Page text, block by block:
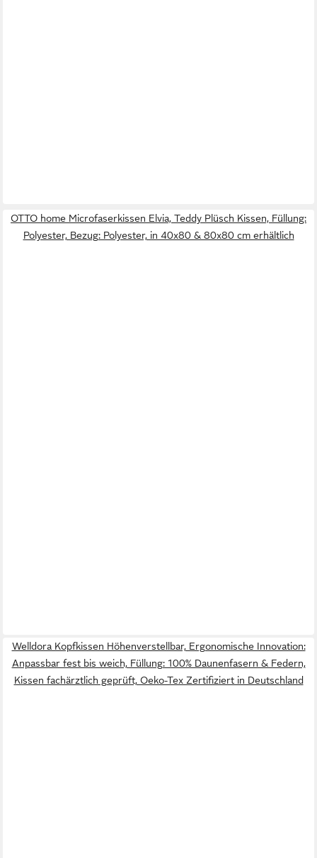
OTTO home Microfaserkissen Elvia, Teddy Plüsch Kissen, Füllung:
Polyester, Bezug: Polyester, in 40x80 & 80x80 cm erhältlich
Welldora Kopfkissen Höhenverstellbar, Ergonomische Innovation:
Anpassbar fest bis weich, Füllung: 100% Daunenfasern & Federn,
Kissen fachärztlich geprüft, Oeko-Tex Zertifiziert in Deutschland